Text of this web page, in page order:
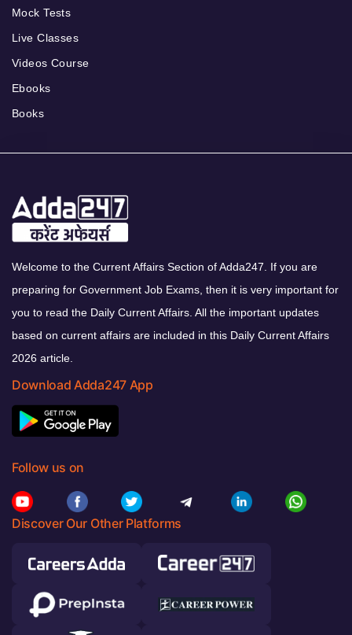
Mock Tests
Live Classes
Videos Course
Ebooks
Books
Welcome to the Current Affairs Section of Adda247. If you are
preparing for Government Job Exams, then it is very important for
you to read the Daily Current Affairs. All the important updates
based on current affairs are included in this Daily Current Affairs
2026 article.
Download Adda247 App
Follow us on
Discover Our Other Platforms